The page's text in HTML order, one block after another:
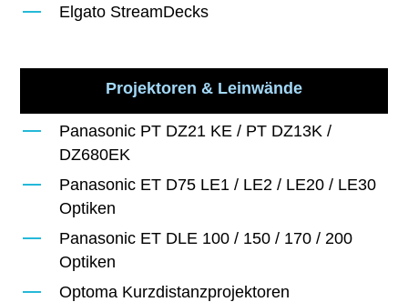
Elgato StreamDecks
Projektoren & Leinwände
Panasonic PT DZ21 KE / PT DZ13K /
DZ680EK
Panasonic ET D75 LE1 / LE2 / LE20 / LE30
Optiken
Panasonic ET DLE 100 / 150 / 170 / 200
Optiken
Optoma Kurzdistanzprojektoren